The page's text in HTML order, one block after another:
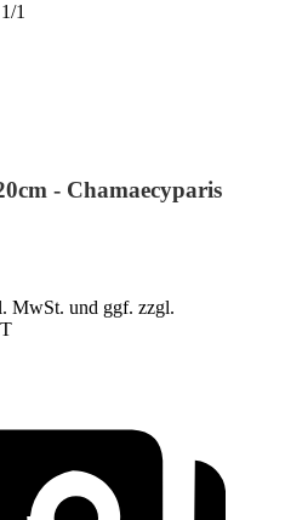
1/1
- Chamaecyparis
MwSt. und ggf. zzgl.